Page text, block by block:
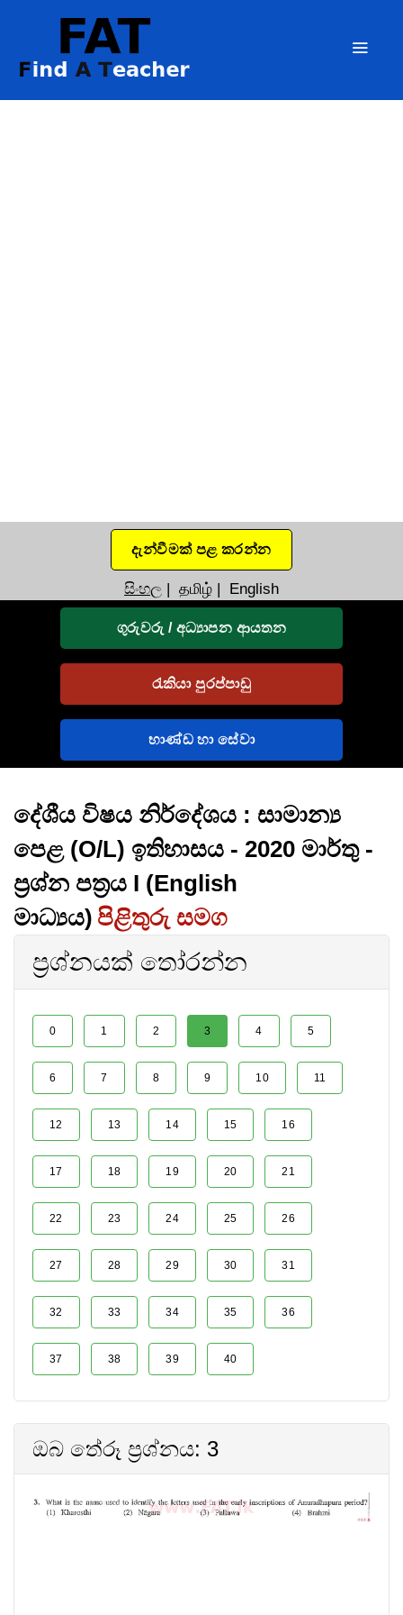
දැන්වීමක් පළ කරන්න
සිංහල | தமிழ் | English
ගුරුවරු / අධ්‍යාපන ආයතන
රැකියා පුරප්පාඩු
භාණ්ඩ හා සේවා
දේශීය විෂය නිර්දේශය : සාමාන්‍ය
පෙළ (O/L) ඉතිහාසය - 2020 මාර්තු -
ප්‍රශ්න පත්‍රය I (English
මාධ්‍යය) පිළිතුරු සමග
ප්‍රශ්නයක් තෝරන්න
0 1 2 3 4 5
6 7 8 9 10 11
12 13 14 15 16
17 18 19 20 21
22 23 24 25 26
27 28 29 30 31
32 33 34 35 36
37 38 39 40
ඔබ තේරූ ප්‍රශ්නය: 3